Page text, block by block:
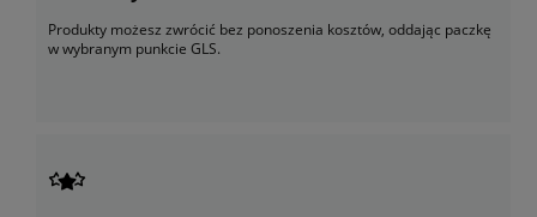
Produkty możesz zwrócić bez ponoszenia kosztów, oddając paczkę
w wybranym punkcie GLS.